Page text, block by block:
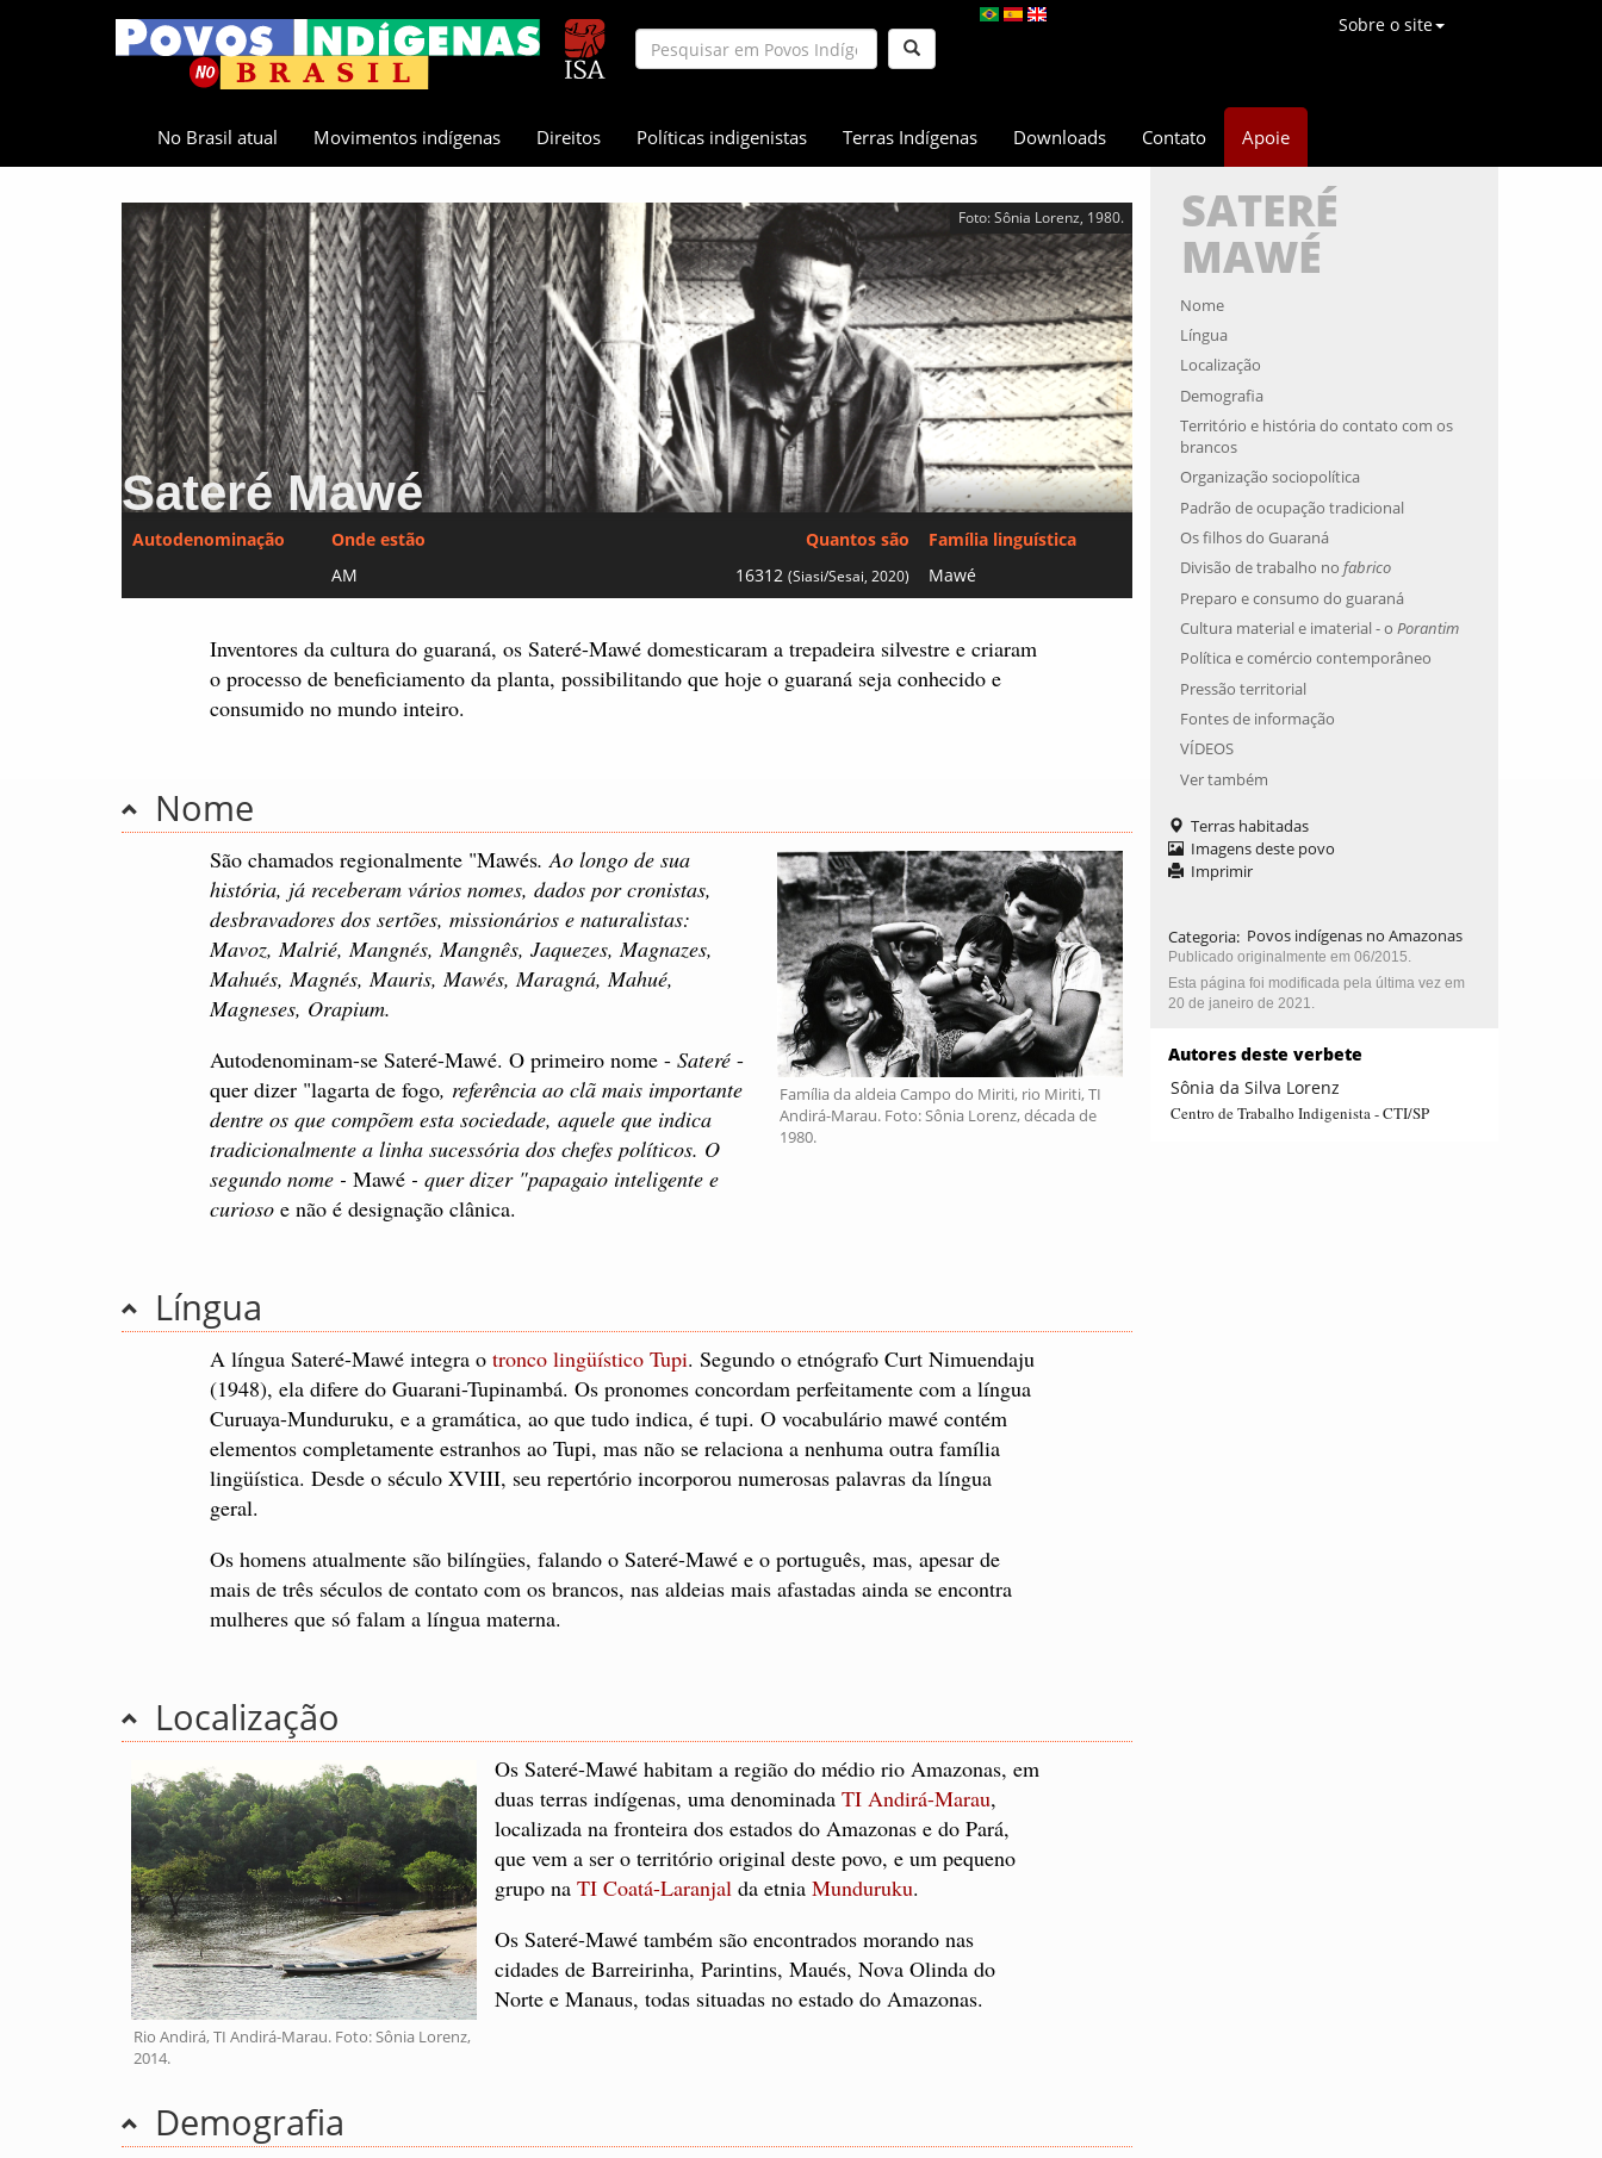
Sobre o site
No Brasil atual Movimentos indígenas Direitos Políticas indigenistas Terras Indígenas Downloads Contato Apoie
Foto: Sônia Lorenz, 1980.
Sateré Mawé
Autodenominação Onde estão
Quantos são
AM
16312(Siasi/Sesai, 2020)
Família linguística
Mawé
Inventores da cultura do guaraná, os Sateré-Mawé domesticaram a trepadeira silvestre e criaram
o processo de beneficiamento da planta, possibilitando que hoje o guaraná seja conhecido e
consumido no mundo inteiro.
Nome
Família da aldeia Campo do Miriti, rio Miriti, TI
Andirá-Marau. Foto: Sônia Lorenz, década de
1980.
São chamados regionalmente "Mawés. Ao longo de sua
história, já receberam vários nomes, dados por cronistas,
desbravadores dos sertões, missionários e naturalistas:
Mavoz, Malrié, Mangnés, Mangnês, Jaquezes, Magnazes,
Mahués, Magnés, Mauris, Mawés, Maragná, Mahué,
Magneses, Orapium.
Autodenominam-se Sateré-Mawé. O primeiro nome - Sateré-
quer dizer "lagarta de fogo, referência ao clã mais importante
dentre os que compõem esta sociedade, aquele que indica
tradicionalmente a linha sucessória dos chefes políticos. O
segundo nome - Mawé- quer dizer "papagaio inteligente e
curiosoe não é designação clânica.
Língua
A língua Sateré-Mawé integra o tronco lingüístico Tupi. Segundo o etnógrafo Curt Nimuendaju
(1948), ela difere do Guarani-Tupinambá. Os pronomes concordam perfeitamente com a língua
Curuaya-Munduruku, e a gramática, ao que tudo indica, é tupi. O vocabulário mawé contém
elementos completamente estranhos ao Tupi, mas não se relaciona a nenhuma outra família
lingüística. Desde o século XVIII, seu repertório incorporou numerosas palavras da língua
geral.
Os homens atualmente são bilíngües, falando o Sateré-Mawé e o português, mas, apesar de
mais de três séculos de contato com os brancos, nas aldeias mais afastadas ainda se encontra
mulheres que só falam a língua materna.
Localização
Rio Andirá, TI Andirá-Marau. Foto: Sônia Lorenz,
2014.
Os Sateré-Mawé habitam a região do médio rio Amazonas, em
duas terras indígenas, uma denominada TI Andirá-Marau,
localizada na fronteira dos estados do Amazonas e do Pará,
que vem a ser o território original deste povo, e um pequeno
grupo na TI Coatá-Laranjal da etnia Munduruku.
Os Sateré-Mawé também são encontrados morando nas
cidades de Barreirinha, Parintins, Maués, Nova Olinda do
Norte e Manaus, todas situadas no estado do Amazonas.
Demografia
SATERÉ
MAWÉ
Nome
Língua
Localização
Demografia
Território e história do contato com os
brancos
Organização sociopolítica
Padrão de ocupação tradicional
Os filhos do Guaraná
Divisão de trabalho no fabrico
Preparo e consumo do guaraná
Cultura material e imaterial - o Porantim
Política e comércio contemporâneo
Pressão territorial
Fontes de informação
VÍDEOS
Ver também
Terras habitadas
Imagens deste povo
Imprimir
Categoria: Povos indígenas no Amazonas
Publicado originalmente em 06/2015.
Esta página foi modificada pela última vez em
20 de janeiro de 2021.
Autores deste verbete
Sônia da Silva Lorenz
Centro de Trabalho Indigenista - CTI/SP